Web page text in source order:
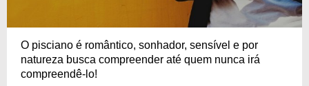
O pisciano é romântico, sonhador, sensível e por
natureza busca compreender até quem nunca irá
compreendê-lo!